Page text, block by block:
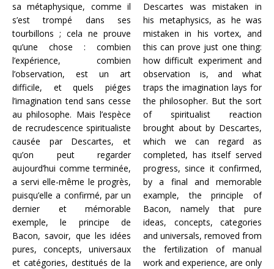
sa métaphysique, comme il
s’est trompé dans ses
tourbillons ; cela ne prouve
qu’une chose : combien
l’expérience, combien
l’observation, est un art
difficile, et quels piéges
l’imagination tend sans cesse
au philosophe. Mais l’espèce
de recrudescence spiritualiste
causée par Descartes, et
qu’on peut regarder
aujourd’hui comme terminée,
a servi elle-même le progrès,
puisqu’elle a confirmé, par un
dernier et mémorable
exemple, le principe de
Bacon, savoir, que les idées
pures, concepts, universaux
et catégories, destitués de la
Descartes was mistaken in
his metaphysics, as he was
mistaken in his vortex, and
this can prove just one thing:
how difficult experiment and
observation is, and what
traps the imagination lays for
the philosopher. But the sort
of spiritualist reaction
brought about by Descartes,
which we can regard as
completed, has itself served
progress, since it confirmed,
by a final and memorable
example, the principle of
Bacon, namely that pure
ideas, concepts, categories
and universals, removed from
the fertilization of manual
work and experience, are only